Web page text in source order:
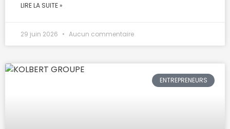
LIRE LA SUITE »
29 juin 2026 Aucun commentaire
ENTREPRENEURS